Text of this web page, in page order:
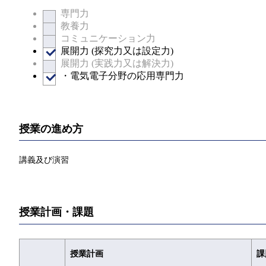
専門力
教養力
コミュニケーション力
展開力 (探究力又は設定力)
展開力 (実践力又は解決力)
・電気電子分野の応用専門力
授業の進め方
講義及び演習
授業計画・課題
授業計画